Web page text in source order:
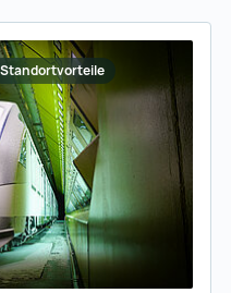
Standortvorteile